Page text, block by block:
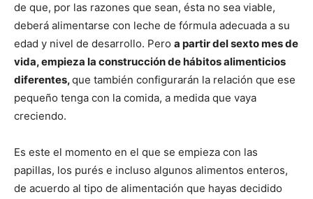
de que, por las razones que sean, ésta no sea viable,
deberá alimentarse con leche de fórmula adecuada a su
edad y nivel de desarrollo. Pero a partir del sexto mes de
vida, empieza la construcción de hábitos alimenticios
diferentes,que también configurarán la relación que ese
pequeño tenga con la comida, a medida que vaya
creciendo.
Es este el momento en el que se empieza con las
papillas, los purés e incluso algunos alimentos enteros,
de acuerdo al tipo de alimentación que hayas decidido